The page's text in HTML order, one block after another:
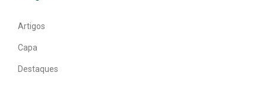
Artigos
Capa
Destaques